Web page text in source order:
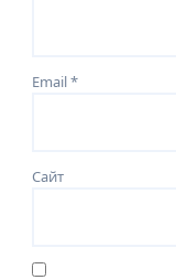
Email*
Сайт